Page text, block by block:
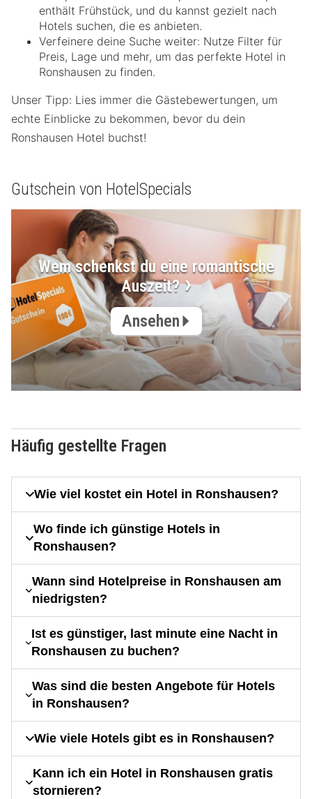
enthält Frühstück, und du kannst gezielt nach
Hotels suchen, die es anbieten.
Verfeinere deine Suche weiter: Nutze Filter für
Preis, Lage und mehr, um das perfekte Hotel in
Ronshausen zu finden.
Unser Tipp: Lies immer die Gästebewertungen, um
echte Einblicke zu bekommen, bevor du dein
Ronshausen Hotel buchst!
Gutschein von HotelSpecials
Wem schenkst du eine romantische
Auszeit?
Ansehen
Häufig gestellte Fragen
Wie viel kostet ein Hotel in Ronshausen?
Wo finde ich günstige Hotels in
Ronshausen?
Wann sind Hotelpreise in Ronshausen am
niedrigsten?
Ist es günstiger, last minute eine Nacht in
Ronshausen zu buchen?
Was sind die besten Angebote für Hotels
in Ronshausen?
Wie viele Hotels gibt es in Ronshausen?
Kann ich ein Hotel in Ronshausen gratis
stornieren?